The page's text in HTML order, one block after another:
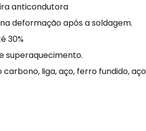
anticondutora
deformação após a soldagem.
30%
superaquecimento.
liga, aço, ferro fundido,